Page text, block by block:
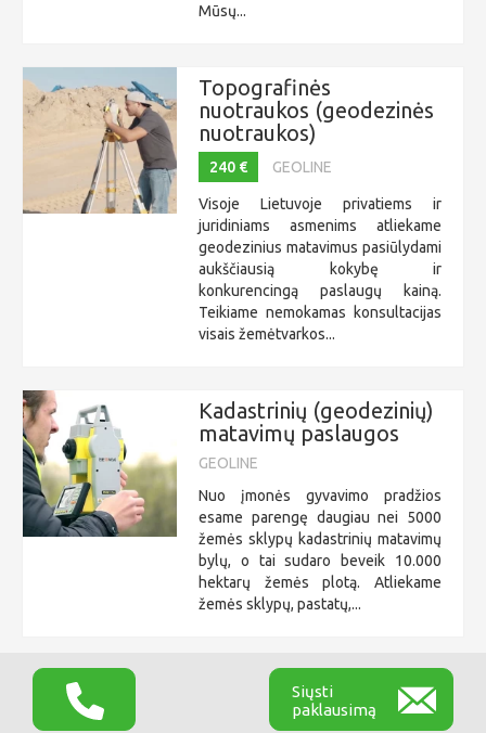
Mūsų...
Topografinės
nuotraukos (geodezinės
nuotraukos)
240 € GEOLINE
Visoje Lietuvoje privatiems ir
juridiniams asmenims atliekame
geodezinius matavimus pasiūlydami
aukščiausią kokybę ir
konkurencingą paslaugų kainą.
Teikiame nemokamas konsultacijas
visais žemėtvarkos...
Kadastrinių (geodezinių)
matavimų paslaugos
GEOLINE
Nuo įmonės gyvavimo pradžios
esame parengę daugiau nei 5000
žemės sklypų kadastrinių matavimų
bylų, o tai sudaro beveik 10.000
hektarų žemės plotą. Atliekame
žemės sklypų, pastatų,...
Siųsti
paklausimą